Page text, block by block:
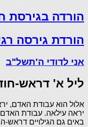
הורדה בגירסת
הורדת גירסה
אני לדודי ה'תשל"ב
ליל א' דראש-
אלול הוא עבודת האדם,
יראה עילאה. עבודת
באים גם הגילויים דראש-